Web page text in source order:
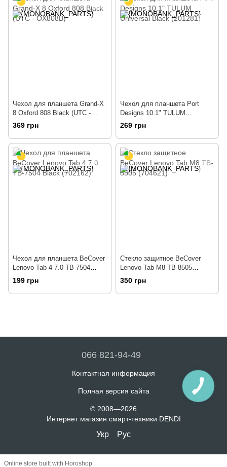
Чехол для планшета Grand-X
8 Oxford 808 Black (UTC -
OX808B)
369 грн
Чехол для планшета Port
Designs 10.1" TULUM
Universal Black (201281)
269 грн
Чехол для планшета BeCover
Lenovo Tab 4 7.0 TB-7504
Black (702162)
199 грн
Стекло защитное BeCover
Lenovo Tab M8 TB-8505
(704621)
350 грн
066 821-94-49
Контактная информация
Полная версия сайта
© 2008—2026
Интернет магазин смарт-техники DENDI
Укр Рус
Online store built with Horoshop